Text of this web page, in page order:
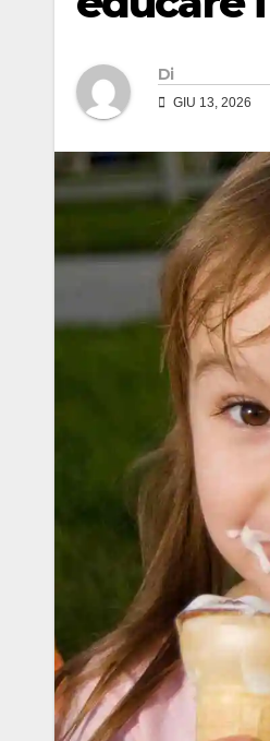
Di
GIU 13, 2026